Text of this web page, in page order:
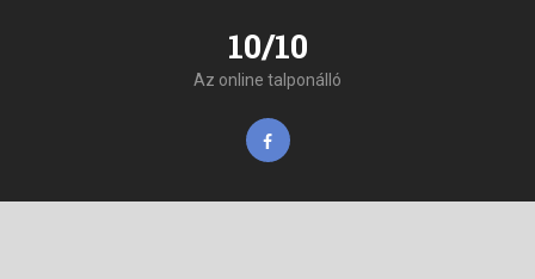
10/10
Az online talponálló